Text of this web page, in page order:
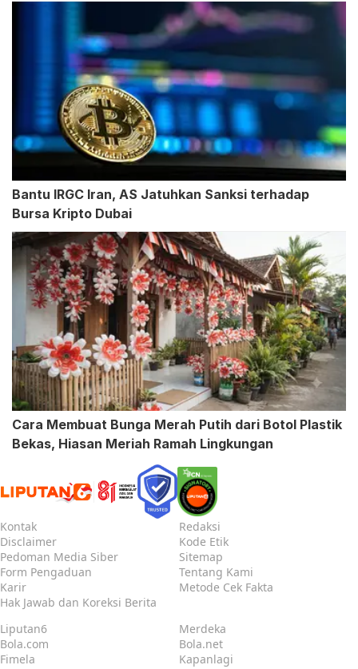
Bantu IRGC Iran, AS Jatuhkan Sanksi terhadap
Bursa Kripto Dubai
Cara Membuat Bunga Merah Putih dari Botol Plastik
Bekas, Hiasan Meriah Ramah Lingkungan
Kontak
Redaksi
Disclaimer
Kode Etik
Pedoman Media Siber
Sitemap
Form Pengaduan
Tentang Kami
Karir
Metode Cek Fakta
Hak Jawab dan Koreksi Berita
Liputan6
Merdeka
Bola.com
Bola.net
Fimela
Kapanlagi